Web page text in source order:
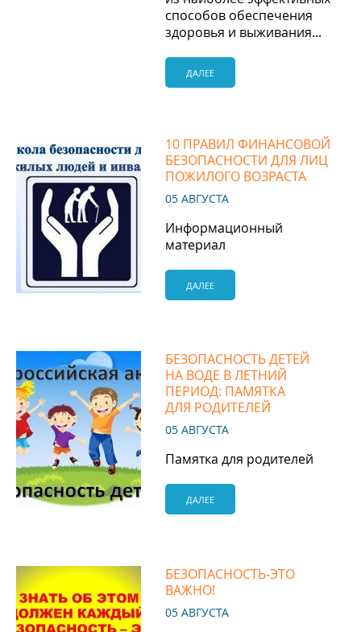
способов обеспечения
здоровья и выживания...
ДАЛЕЕ
10 ПРАВИЛ ФИНАНСОВОЙ
БЕЗОПАСНОСТИ ДЛЯ ЛИЦ
ПОЖИЛОГО ВОЗРАСТА
05 АВГУСТА
Информационный
материал
ДАЛЕЕ
БЕЗОПАСНОСТЬ ДЕТЕЙ
НА ВОДЕ В ЛЕТНИЙ
ПЕРИОД: ПАМЯТКА
ДЛЯ РОДИТЕЛЕЙ
05 АВГУСТА
Памятка для родителей
ДАЛЕЕ
БЕЗОПАСНОСТЬ‐ЭТО
ВАЖНО!
05 АВГУСТА